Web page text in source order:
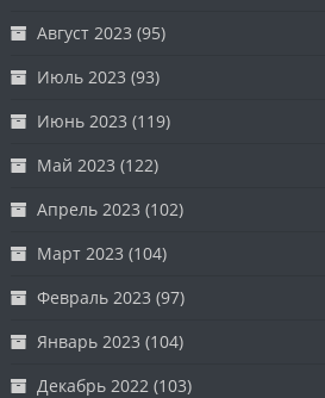
Август 2023 (95)
Июль 2023 (93)
Июнь 2023 (119)
Май 2023 (122)
Апрель 2023 (102)
Март 2023 (104)
Февраль 2023 (97)
Январь 2023 (104)
Декабрь 2022 (103)